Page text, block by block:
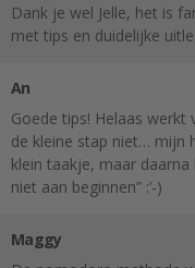
Dank je wel Jelle, het is
met tips en duidelijke
An
Goede tips! Helaas
de kleine stap niet… mijn
klein taakje, maar
niet aan beginnen” :’-)
Maggy